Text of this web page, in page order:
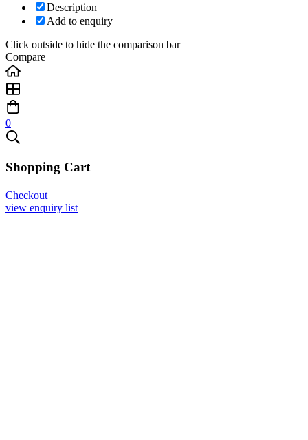
Description
Add to enquiry
Click outside to hide the comparison bar
Compare
0
Shopping Cart
Checkout
view enquiry list